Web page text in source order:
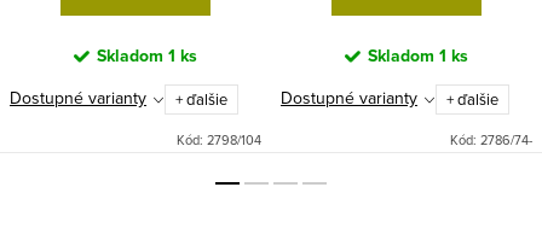
Skladom 1 ks
Dostupné varianty + ďalšie
Kód: 2798/104
Skladom 1 ks
Dostupné varianty + ďalšie
Kód: 2786/74-